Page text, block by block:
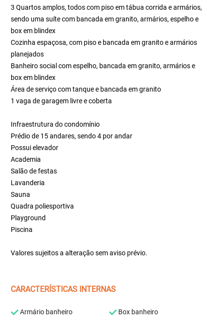
3 Quartos amplos, todos com piso em tábua corrida e armários,
sendo uma suíte com bancada em granito, armários, espelho e
box em blindex
Cozinha espaçosa, com piso e bancada em granito e armários
planejados
Banheiro social com espelho, bancada em granito, armários e
box em blindex
Área de serviço com tanque e bancada em granito
1 vaga de garagem livre e coberta
Infraestrutura do condomínio
Prédio de 15 andares, sendo 4 por andar
Possui elevador
Academia
Salão de festas
Lavanderia
Sauna
Quadra poliesportiva
Playground
Piscina
Valores sujeitos a alteração sem aviso prévio.
CARACTERÍSTICAS INTERNAS
Armário banheiro Box banheiro